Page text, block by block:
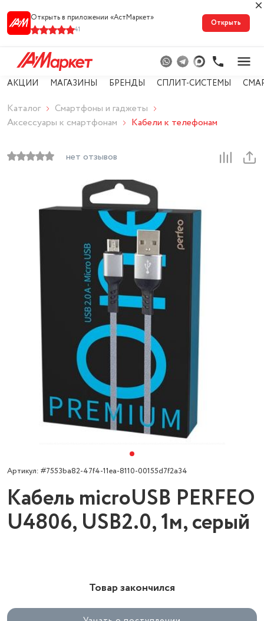
Открыть в приложении «АстМарке‪т‬»
41
Открыть
АКЦИИ МАГАЗИНЫ БРЕНДЫ СПЛИТ-СИСТЕМЫ
Каталог
Смартфоны и гаджеты
Аксессуары к смартфонам
Кабели к телефонам
нет отзывов
Артикул: #7553ba82-47f4-11ea-8110-00155d7f2a34
Кабель microUSB PERFEO
U4806, USB2.0, 1м, серый
Товар закончился